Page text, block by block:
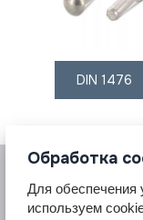
DIN 1476
Обработка
Для обеспечения
используем